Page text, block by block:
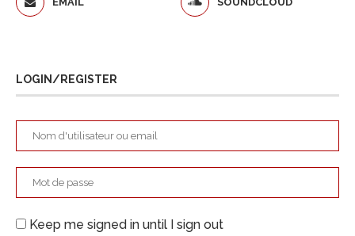
LOGIN/REGISTER
Keep me signed in until I sign out